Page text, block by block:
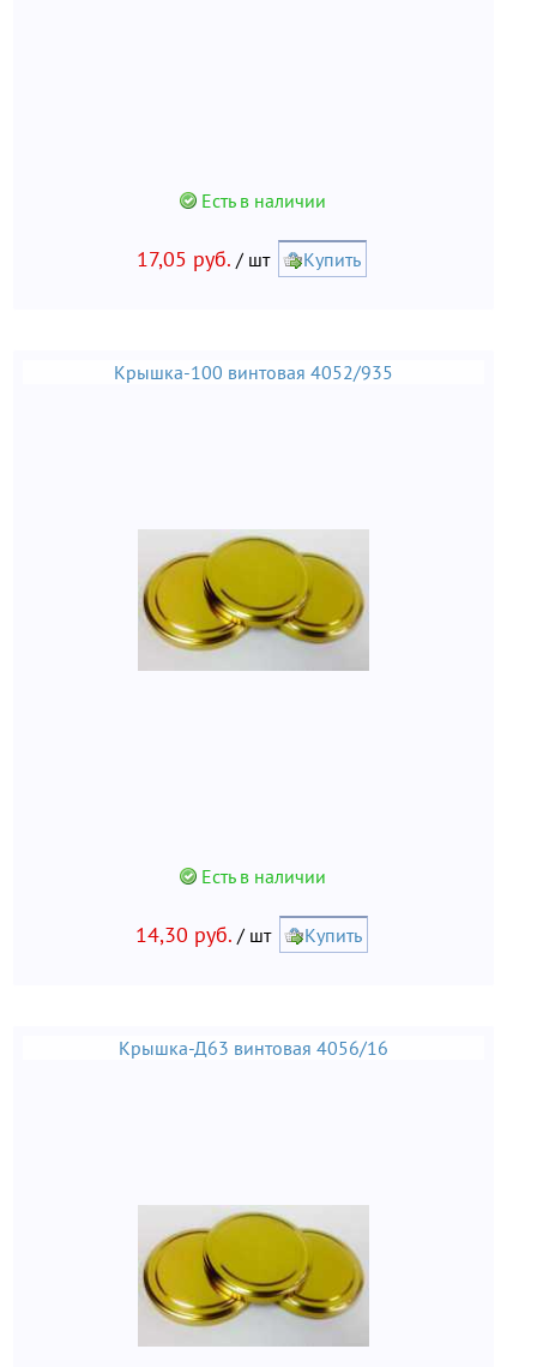
Есть в наличии
17,05 руб. / шт Купить
Крышка-100 винтовая 4052/935
Есть в наличии
14,30 руб. / шт Купить
Крышка-Д63 винтовая 4056/16